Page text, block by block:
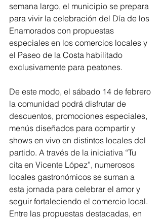
semana largo, el municipio se prepara
para vivir la celebración del Día de los
Enamorados con propuestas
especiales en los comercios locales y
el Paseo de la Costa habilitado
exclusivamente para peatones.
De este modo, el sábado 14 de febrero
la comunidad podrá disfrutar de
descuentos, promociones especiales,
menús diseñados para compartir y
shows en vivo en distintos locales del
partido. A través de la iniciativa “Tu
cita en Vicente López”, numerosos
locales gastronómicos se suman a
esta jornada para celebrar el amor y
seguir fortaleciendo el comercio local.
Entre las propuestas destacadas, en